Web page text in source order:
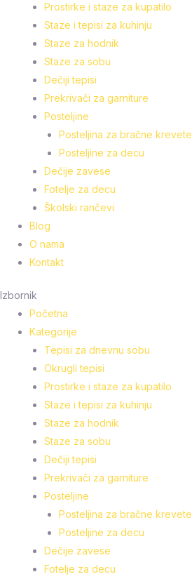
Prostirke i staze za kupatilo
Staze i tepisi za kuhinju
Staze za hodnik
Staze za sobu
Dečiji tepisi
Prekrivači za garniture
Posteljine
Posteljina za bračne krevete
Posteljine za decu
Dečije zavese
Fotelje za decu
Školski rančevi
Blog
O nama
Kontakt
Izbornik
Početna
Kategorije
Tepisi za dnevnu sobu
Okrugli tepisi
Prostirke i staze za kupatilo
Staze i tepisi za kuhinju
Staze za hodnik
Staze za sobu
Dečiji tepisi
Prekrivači za garniture
Posteljine
Posteljina za bračne krevete
Posteljine za decu
Dečije zavese
Fotelje za decu